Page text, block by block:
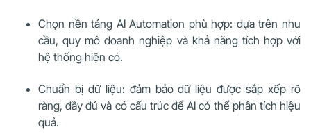
Chọn nền tảng AI Automation phù hợp: dựa trên nhu
cầu, quy mô doanh nghiệp và khả năng tích hợp với
hệ thống hiện có.
Chuẩn bị dữ liệu: đảm bảo dữ liệu được sắp xếp rõ
ràng, đầy đủ và có cấu trúc để AI có thể phân tích hiệu
quả.